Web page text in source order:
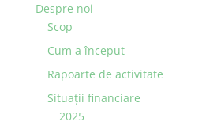
Despre noi
Scop
Cum a început
Rapoarte de activitate
Situaţii financiare
2025